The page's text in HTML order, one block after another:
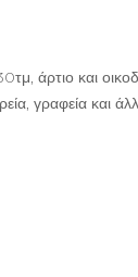
άρτιο και
γραφεία και